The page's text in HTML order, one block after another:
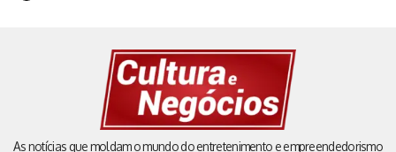
As notícias que moldam o mundo do entretenimento e empreendedorismo